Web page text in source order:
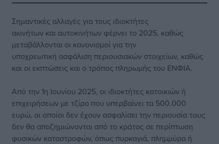
Σημαντικές αλλαγές για τους ιδιοκτήτες
ακινήτων και αυτοκινήτων φέρνει το 2025, καθώς
μεταβάλλονται οι κανονισμοί για την
υποχρεωτική ασφάλιση περιουσιακών στοιχείων, καθώς
και οι εκπτώσεις και ο τρόπος πληρωμής του ΕΝΦΙΑ.
Από την 1η Ιουνίου 2025, οι ιδιοκτήτες κατοικιών ή
επιχειρήσεων με τζίρο που υπερβαίνει τα 500.000
ευρώ, οι οποίοι δεν έχουν ασφαλίσει την περιουσία τους
δεν θα αποζημιώνονται από το κράτος σε περίπτωση
φυσικών καταστροφών, όπως πυρκαγιά, πλημμύρα ή